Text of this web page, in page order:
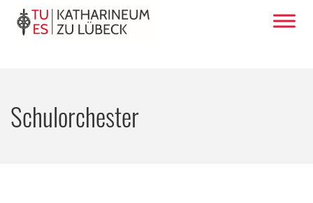
Schulorchester